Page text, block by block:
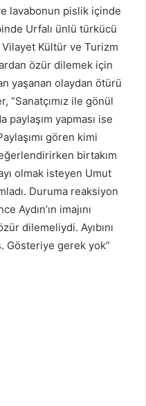
lavabonun pislik içinde
Urfalı ünlü türkücü
Vilayet Kültür ve Turizm
özür dilemek için
yaşanan olaydan ötürü
ile gönül
paylaşım yapması ise
gören kimi
birtakım
olmak isteyen Umut
Duruma reaksiyon
Aydın’ın imajını
dilemeliydi. Ayıbını
Gösteriye gerek yok”